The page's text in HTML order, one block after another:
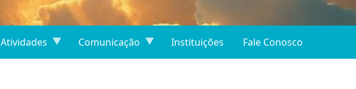
Atividades Comunicação Instituições Fale Conosco